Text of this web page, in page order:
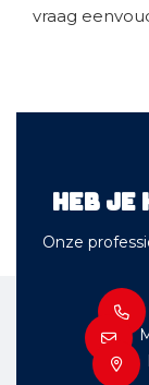
vraag
Heb je
Onze